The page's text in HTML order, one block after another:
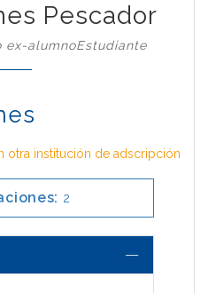
Pescador
alumnoEstudiante
otra institución de adscripción
2